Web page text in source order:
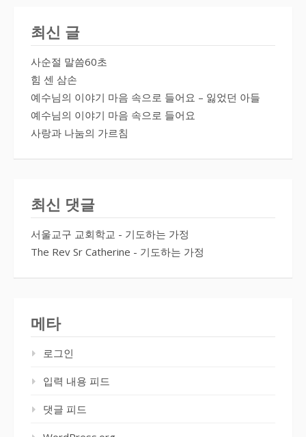
최신 글
사순절 말씀60초
힘 센 삼손
예수님의 이야기 마음 속으로 들어요 – 잃었던 아들
예수님의 이야기 마음 속으로 들어요
사랑과 나눔의 가르침
최신 댓글
서울교구 교회학교 - 기도하는 가정
The Rev Sr Catherine - 기도하는 가정
메타
로그인
입력 내용 피드
댓글 피드